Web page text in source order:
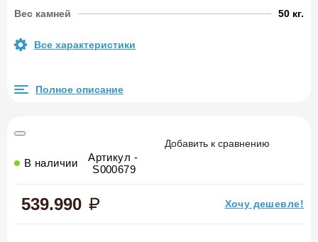
Все характеристики
Вес камней 50 кг.
Полное описание
Добавить к сравнению
В наличии
Артикул -
S000679
539.990 Хочу дешевле!